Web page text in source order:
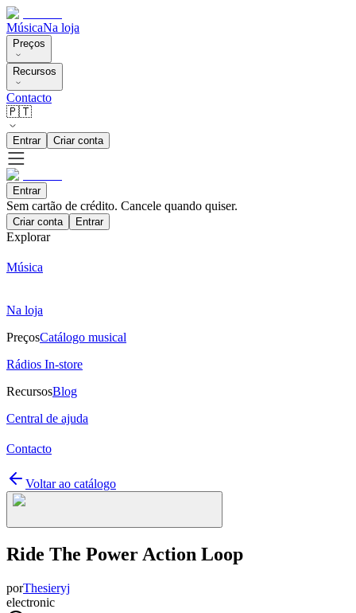
MúsicaNa loja
Preços
Recursos
Contacto
🇵🇹
Entrar Criar conta
Entrar
Sem cartão de crédito. Cancele quando quiser.
Criar conta Entrar
Explorar
Música
Na loja
PreçosCatálogo musical
Rádios In-store
RecursosBlog
Central de ajuda
Contacto
Voltar ao catálogo
Ride The Power Action Loop
porThesieryj
electronic